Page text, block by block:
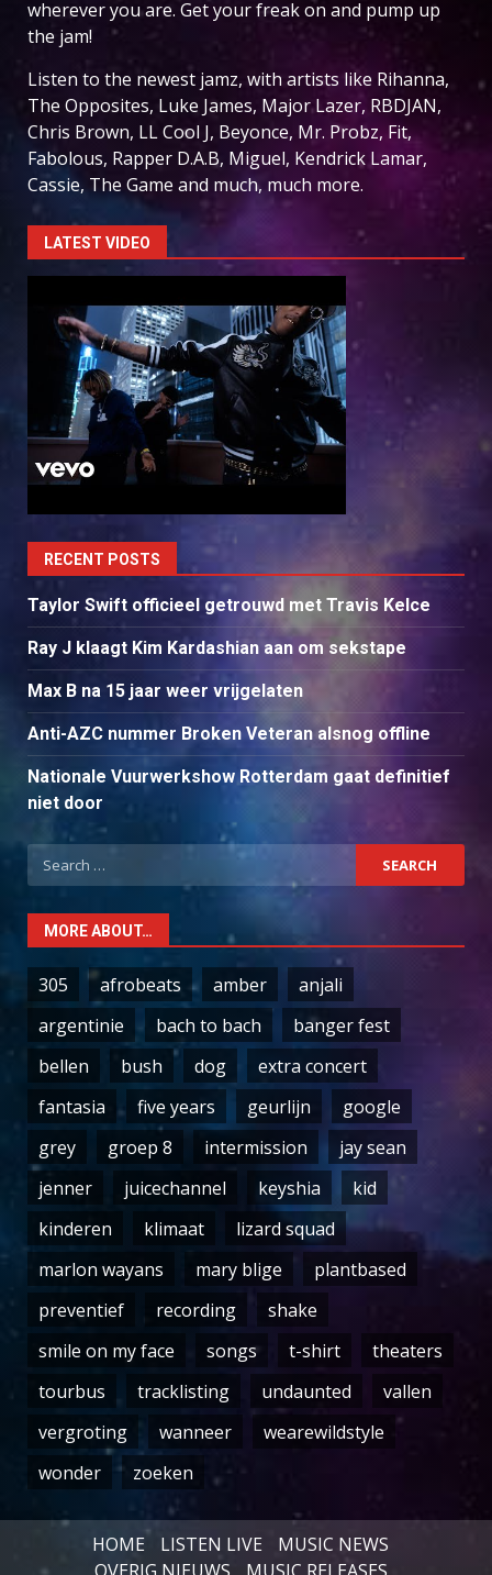
wherever you are. Get your freak on and pump up
the jam!
Listen to the newest jamz, with artists like Rihanna,
The Opposites, Luke James, Major Lazer, RBDJAN,
Chris Brown, LL Cool J, Beyonce, Mr. Probz, Fit,
Fabolous, Rapper D.A.B, Miguel, Kendrick Lamar,
Cassie, The Game and much, much more.
LATEST VIDEO
RECENT POSTS
Taylor Swift officieel getrouwd met Travis Kelce
Ray J klaagt Kim Kardashian aan om sekstape
Max B na 15 jaar weer vrijgelaten
Anti-AZC nummer Broken Veteran alsnog offline
Nationale Vuurwerkshow Rotterdam gaat definitief
niet door
Search
for:
MORE ABOUT…
305 afrobeats amber
anjali
argentinie
bach to bach
banger fest
bellen
bush dog
extra concert
fantasia
five years geurlijn
google
grey
groep 8 intermission
jay sean
jenner
juicechannel keyshia
kid
kinderen
klimaat
lizard squad
marlon wayans
mary blige
plantbased
preventief
recording
shake
smile on my face
songs t-shirt
theaters
tourbus
tracklisting undaunted
vallen
vergroting
wanneer
wearewildstyle
wonder
zoeken
HOME LISTEN LIVE
MUSIC NEWS